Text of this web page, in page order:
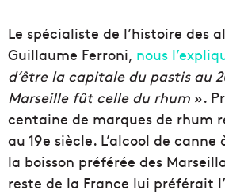
Le spécialiste de l’histoire des
Guillaume Ferroni, nous
d’être la capitale du pastis au
Marseille fût celle du rhum ».
centaine de marques de rhum
au 19e siècle. L’alcool de
la boisson préférée des
reste de la France lui préférait